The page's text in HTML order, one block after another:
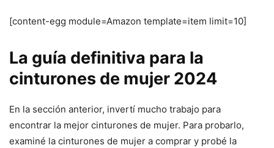
[content-egg module=Amazon template=item limit=10]
La guía definitiva para la
cinturones de mujer 2024
En la sección anterior, invertí mucho trabajo para
encontrar la mejor cinturones de mujer. Para probarlo,
examiné la cinturones de mujer a comprar y probé la